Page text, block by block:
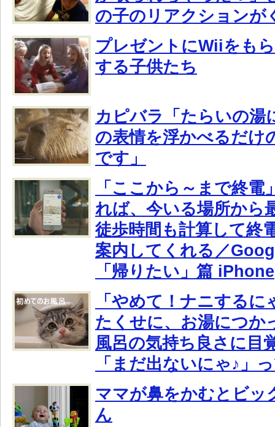
の子のリアクションが
プレゼントにWiiをも
する子供たち
カピバラ「たらいの湯
の表情を浮かべるだけ
です」
「ここから～まで終電
れば、今いる場所から
徒歩時間も計算して終
案内してくれる／
「帰りたい」篇 iPhone
「やめて！ナニする
たくせに、お湯につか
風呂の気持ち良さに目
「まだ出ないにゃ♪」
ママが鼻をかむとビッ
ん